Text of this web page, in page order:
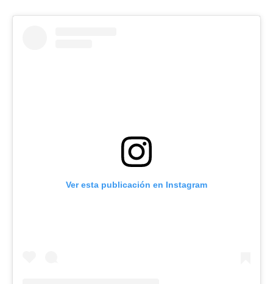
Ver esta publicación en Instagram
Pinterest
Whatsapp